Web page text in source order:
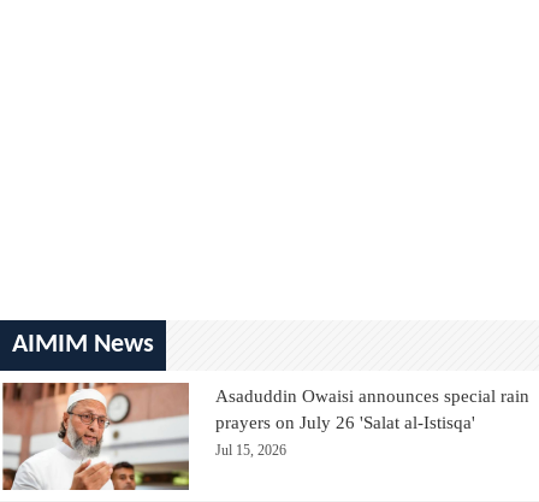
AIMIM News
Asaduddin Owaisi announces special rain
prayers on July 26 'Salat al-Istisqa'
Jul 15, 2026